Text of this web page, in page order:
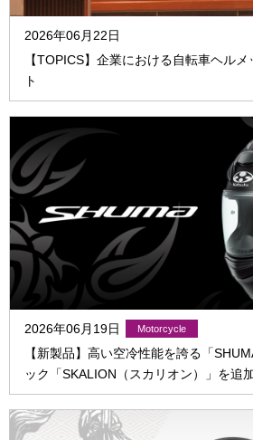
2026年06月22日
【TOPICS】企業における自転車ヘル
ト
2026年06月19日
【新製品】高い空冷性能を誇る「
ック「SKALION（スカリオン）」を追加